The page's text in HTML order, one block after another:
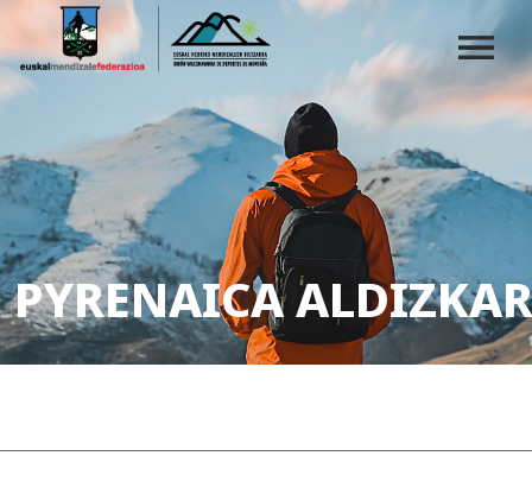
PYRENAICA